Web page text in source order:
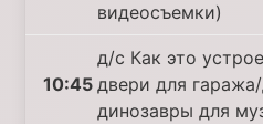
видеосъемки)
10:45
д/с Как это
двери для
динозавры для